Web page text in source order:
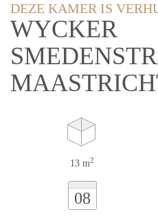
DEZE KAMER IS
WYCKER
13 m2
08